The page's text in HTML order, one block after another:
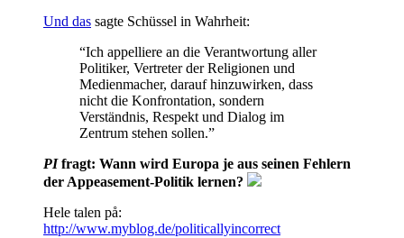
Und das sagte Schüssel in Wahrheit:
“Ich appelliere an die Verantwortung aller
Politiker, Vertreter der Religionen und
Medienmacher, darauf hinzuwirken, dass
nicht die Konfrontation, sondern
Verständnis, Respekt und Dialog im
Zentrum stehen sollen.”
PIfragt: Wann wird Europa je aus seinen Fehlern
der Appeasement-Politik lernen?
Hele talen på:
http://www.myblog.de/politicallyincorrect